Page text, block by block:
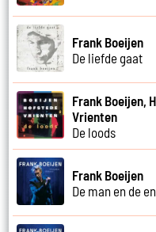
Frank Boeijen
De liefde gaat
Frank Boeijen,
Vrienten
De loods
Frank Boeijen
De man en de